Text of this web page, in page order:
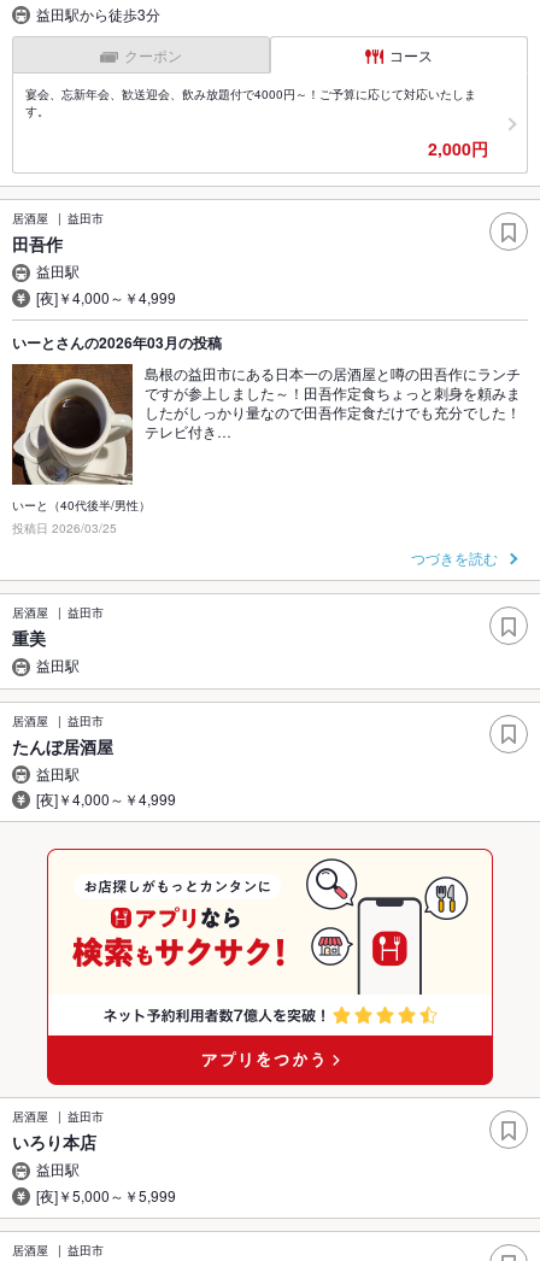
益田駅から徒歩3分
クーポン コース
宴会、忘新年会、歓送迎会、飲み放題付で4000円～！ご予算に応じて対応いたしま
す。
2,000円
居酒屋 益田市
田吾作
益田駅
[夜]￥4,000～￥4,999
いーとさんの2026年03月の投稿
島根の益田市にある日本一の居酒屋と噂の田吾作にランチ
ですが参上しました～！田吾作定食ちょっと刺身を頼みま
したがしっかり量なので田吾作定食だけでも充分でした！
テレビ付き…
いーと（40代後半/男性）
投稿日 2026/03/25
つづきを読む
居酒屋 益田市
重美
益田駅
居酒屋 益田市
たんぼ居酒屋
益田駅
[夜]￥4,000～￥4,999
居酒屋 益田市
いろり本店
益田駅
[夜]￥5,000～￥5,999
居酒屋 益田市